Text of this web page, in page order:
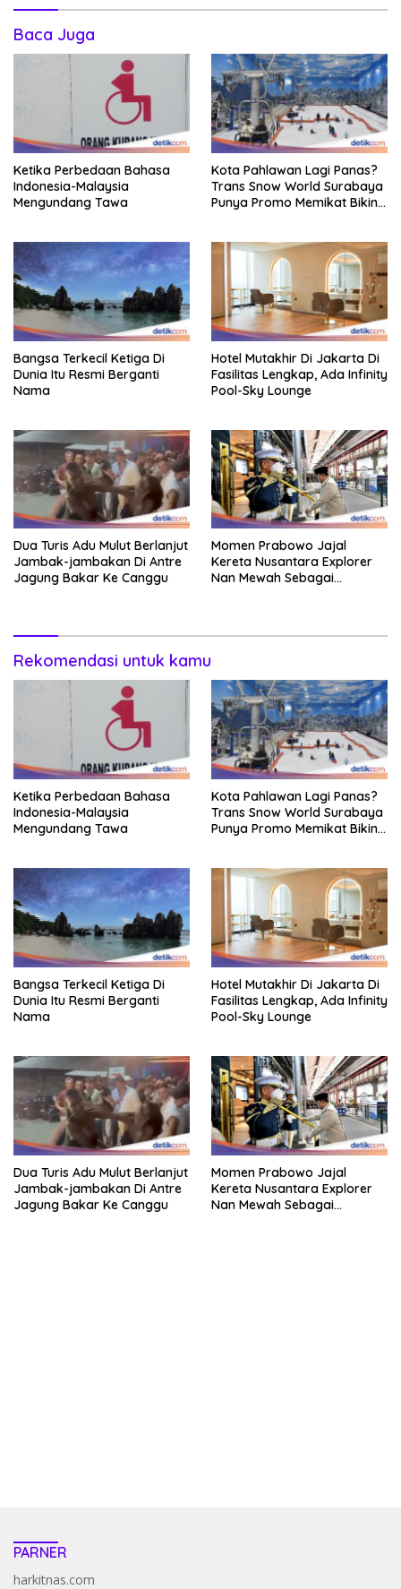
Baca Juga
Ketika Perbedaan Bahasa
Indonesia-Malaysia
Mengundang Tawa
Kota Pahlawan Lagi Panas?
Trans Snow World Surabaya
Punya Promo Memikat Bikin
Bangsa Terkecil Ketiga Di
Dunia Itu Resmi Berganti
Nama
Hotel Mutakhir Di Jakarta Di
Fasilitas Lengkap, Ada Infinity
Pool-Sky Lounge
Dua Turis Adu Mulut Berlanjut
Jambak-jambakan Di Antre
Jagung Bakar Ke Canggu
Momen Prabowo Jajal
Kereta Nusantara Explorer
Nan Mewah Sebagai
Rekomendasi untuk kamu
Ketika Perbedaan Bahasa
Indonesia-Malaysia
Mengundang Tawa
Kota Pahlawan Lagi Panas?
Trans Snow World Surabaya
Punya Promo Memikat Bikin
Bangsa Terkecil Ketiga Di
Dunia Itu Resmi Berganti
Nama
Hotel Mutakhir Di Jakarta Di
Fasilitas Lengkap, Ada Infinity
Pool-Sky Lounge
Dua Turis Adu Mulut Berlanjut
Jambak-jambakan Di Antre
Jagung Bakar Ke Canggu
Momen Prabowo Jajal
Kereta Nusantara Explorer
Nan Mewah Sebagai
PARNER
harkitnas.com